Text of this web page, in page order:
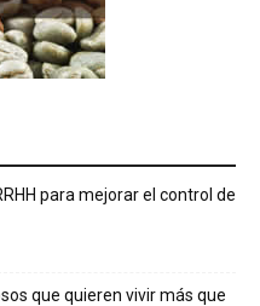
para mejorar el control de
que quieren vivir más que